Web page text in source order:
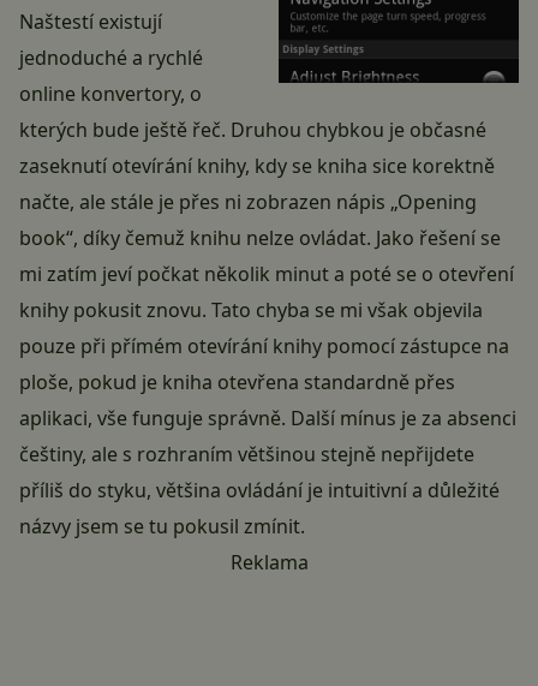
Naštestí existují
jednoduché a rychlé
online konvertory, o
kterých bude ještě řeč. Druhou chybkou je občasné
zaseknutí otevírání knihy, kdy se kniha sice korektně
načte, ale stále je přes ni zobrazen nápis „Opening
book“, díky čemuž knihu nelze ovládat. Jako řešení se
mi zatím jeví počkat několik minut a poté se o otevření
knihy pokusit znovu. Tato chyba se mi však objevila
pouze při přímém otevírání knihy pomocí zástupce na
ploše, pokud je kniha otevřena standardně přes
aplikaci, vše funguje správně. Další mínus je za absenci
češtiny, ale s rozhraním většinou stejně nepřijdete
příliš do styku, většina ovládání je intuitivní a důležité
názvy jsem se tu pokusil zmínit.
Reklama